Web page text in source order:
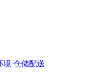
境 仓储配送